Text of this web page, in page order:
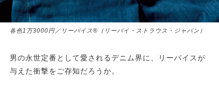
各色1万3000円／リーバイス®（リーバイ・ストラウス・ジャパン）
男の永世定番として愛されるデニム界に、リーバイスが
与えた衝撃をご存知だろうか。